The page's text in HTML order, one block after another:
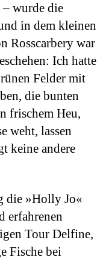
wurde die
in dem kleinen
Rosscarbery war
Ich hatte
Felder mit
die bunten
frischem Heu,
weht, lassen
keine andere
die »Holly Jo«
erfahrenen
Tour Delfine,
Fische bei